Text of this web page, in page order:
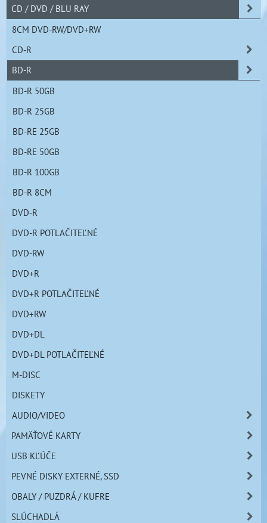
CD / DVD / BLU RAY
8CM DVD-RW/DVD+RW
CD-R
BD-R
BD-R 50GB
BD-R 25GB
BD-RE 25GB
BD-RE 50GB
BD-R 100GB
BD-R 8CM
DVD-R
DVD-R POTLAČITEĽNÉ
DVD-RW
DVD+R
DVD+R POTLAČITEĽNÉ
DVD+RW
DVD+DL
DVD+DL POTLAČITEĽNÉ
M-DISC
DISKETY
AUDIO/VIDEO
PAMÄŤOVÉ KARTY
USB KĽÚČE
PEVNÉ DISKY EXTERNÉ, SSD
OBALY / PUZDRÁ / KUFRE
SLÚCHADLÁ